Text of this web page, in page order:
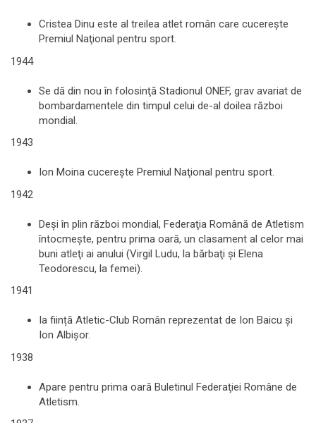
Cristea Dinu este al treilea atlet român care cucereşte
Premiul Naţional pentru sport.
1944
Se dă din nou în folosinţă Stadionul ONEF, grav avariat de
bombardamentele din timpul celui de-al doilea război
mondial.
1943
Ion Moina cucereşte Premiul Naţional pentru sport.
1942
Deşi în plin război mondial, Federaţia Română de Atletism
întocmeşte, pentru prima oară, un clasament al celor mai
buni atleţi ai anului (Virgil Ludu, la bărbaţi şi Elena
Teodorescu, la femei).
1941
Ia ființă Atletic-Club Român reprezentat de Ion Baicu și
Ion Albișor.
1938
Apare pentru prima oară Buletinul Federaţiei Române de
Atletism.